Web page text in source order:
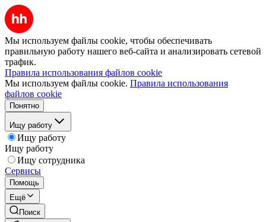
Мы используем файлы cookie, чтобы обеспечивать
правильную работу нашего веб-сайта и анализировать сетевой
трафик.
Правила использования файлов cookie
Мы используем файлы cookie. Правила использования
файлов cookie
Понятно
Ищу работу
Ищу работу
Ищу работу
Ищу сотрудника
Сервисы
Помощь
Ещё
Поиск